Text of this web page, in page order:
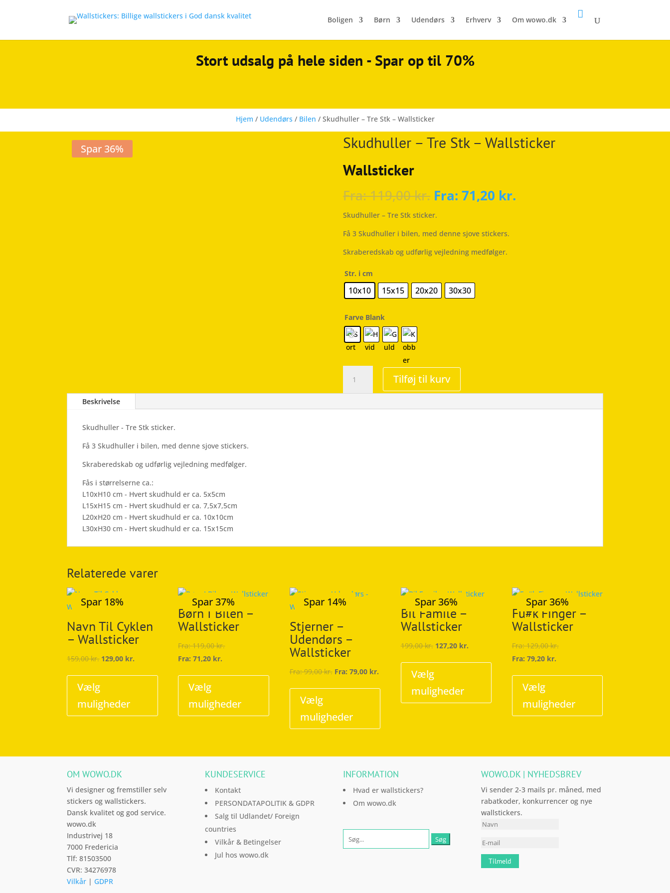
Boligen Børn Udendørs Erhverv Om wowo.dk

Stort udsalg på hele siden - Spar op til 70%
Hjem / Udendørs / Bilen / Skudhuller – Tre Stk – Wallsticker
Spar 36%
Skudhuller – Tre Stk – Wallsticker
Wallsticker
Fra:119,00kr. Fra:71,20 kr.
Skudhuller – Tre Stk sticker.
Få 3 Skudhuller i bilen, med denne sjove stickers.
Skraberedskab og udførlig vejledning medfølger.
Str. i cm
10x10 15x15 20x20 30x30
Farve Blank
Tre
Tilføj til kurv
Beskrivelse
Skudhuller - Tre Stk sticker.
Få 3 Skudhuller i bilen, med denne sjove stickers.
Skraberedskab og udførlig vejledning medfølger.
Fås i størrelserne ca.:
L10xH10 cm - Hvert skudhuld er ca. 5x5cm
L15xH15 cm - Hvert skudhuld er ca. 7,5x7,5cm
L20xH20 cm - Hvert skudhuld er ca. 10x10cm
L30xH30 cm - Hvert skudhuld er ca. 15x15cm
Relaterede varer
Spar 18%
Navn Til Cyklen
– Wallsticker
159,00kr. 129,00 kr.
Vælg
muligheder
varesiden
Spar 37%
Børn I Bilen –
Wallsticker
Fra:119,00kr.
Fra:71,20 kr.
Vælg
muligheder
varianter.
Spar 14%
Stjerner –
Udendørs –
Wallsticker
Fra:99,00kr. Fra: 79,00 kr.
Vælg
muligheder
vælges
på
varesiden
Spar 36%
Bil Famile –
Wallsticker
199,00kr. 127,20 kr.
Vælg
muligheder
varianter.
varesiden
Spar 36%
Fu#k Finger –
Wallsticker
Fra:129,00kr.
Fra: 79,20 kr.
Vælg
muligheder
OM WOWO.DK
Vi designer og fremstiller selv
stickers og wallstickers.
Dansk kvalitet og god service.
wowo.dk
Industrivej 18
7000 Fredericia
Tlf: 81503500
CVR: 34276978
Vilkår | GDPR
KUNDESERVICE
Kontakt
PERSONDATAPOLITIK & GDPR
Salg til Udlandet/ Foreign
countries
Vilkår & Betingelser
Jul hos wowo.dk
INFORMATION
Hvad er wallstickers?
Om wowo.dk
WOWO.DK | NYHEDSBREV
Vi sender 2-3 mails pr. måned, med
rabatkoder, konkurrencer og nye
wallstickers.
Tilmeld